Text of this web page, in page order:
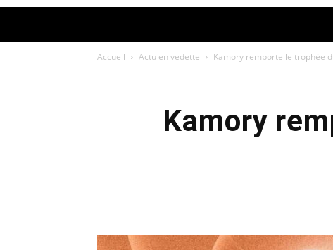
Accueil Actu en vedette Kamory remporte le trophée
Kamory